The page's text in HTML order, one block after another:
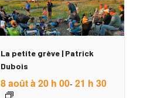
La petite grève | Patrick
Dubois
8 août à 20 h 00- 21 h 30